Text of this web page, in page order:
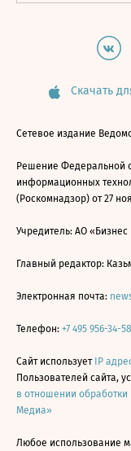
Скачать
Сетевое издание
Решение Федеральной
информационных
(Роскомнадзор) от 27
Учредитель: АО
Главный редактор:
Электронная почта:
Телефон: +7 495 956-34-58
Сайт использует IP
Пользователей сайта,
в отношении
Медиа»
Любое использование